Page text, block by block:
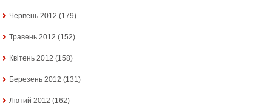
Червень 2012 (179)
Травень 2012 (152)
Квітень 2012 (158)
Березень 2012 (131)
Лютий 2012 (162)